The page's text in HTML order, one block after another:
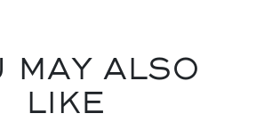
may also
like